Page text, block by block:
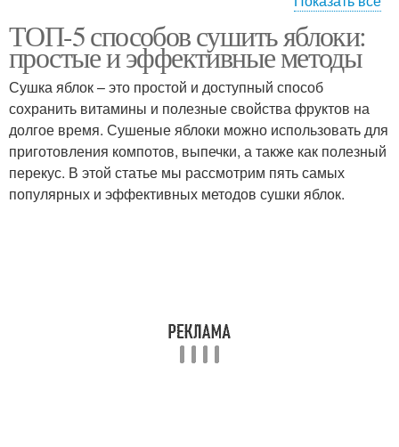
Яблоки в
микроволновой печи
Яблоки в кулинарии
Сушеные яблоки Сухофруктов из яблок
Яблоки в мультиварке
ТОП-5 способов сушить яблоки:
простые и эффективные методы
Сушка яблок – это простой и доступный способ
сохранить витамины и полезные свойства фруктов на
долгое время. Сушеные яблоки можно использовать для
приготовления компотов, выпечки, а также как полезный
перекус. В этой статье мы рассмотрим пять самых
популярных и эффективных методов сушки яблок.